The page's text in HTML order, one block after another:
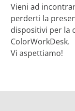
Vieni ad
perderti la
dispositivi per la
ColorWorkDesk.
Vi aspettiamo!